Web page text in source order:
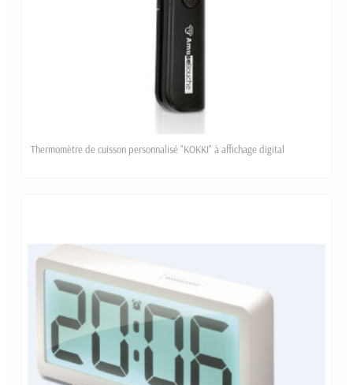
Thermomètre de cuisson personnalisé "KOKKI" à affichage digital